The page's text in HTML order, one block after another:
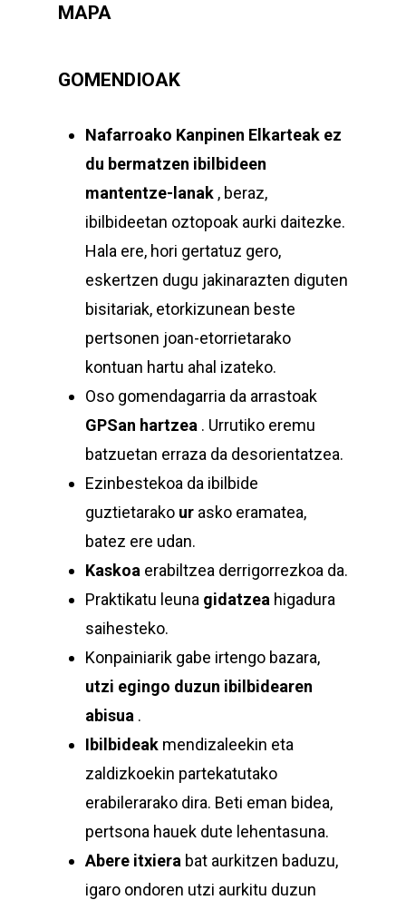
MAPA
GOMENDIOAK
Nafarroako Kanpinen Elkarteak ez
du bermatzen ibilbideen
mantentze-lanak , beraz,
ibilbideetan oztopoak aurki daitezke.
Hala ere, hori gertatuz gero,
eskertzen dugu jakinarazten diguten
bisitariak, etorkizunean beste
pertsonen joan-etorrietarako
kontuan hartu ahal izateko.
Oso gomendagarria da arrastoak
GPSan hartzea . Urrutiko eremu
batzuetan erraza da desorientatzea.
Ezinbestekoa da ibilbide
guztietarako ur asko eramatea,
batez ere udan.
Kaskoa erabiltzea derrigorrezkoa da.
Praktikatu leuna gidatzea higadura
saihesteko.
Konpainiarik gabe irtengo bazara,
utzi egingo duzun ibilbidearen
abisua .
Ibilbideak mendizaleekin eta
zaldizkoekin partekatutako
erabilerarako dira. Beti eman bidea,
pertsona hauek dute lehentasuna.
Abere itxiera bat aurkitzen baduzu,
igaro ondoren utzi aurkitu duzun